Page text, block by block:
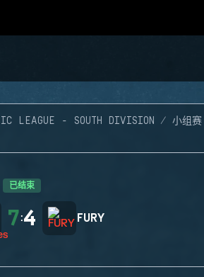
LEAGUE - SOUTH DIVISION 小组赛
已结束
7:4 FURY